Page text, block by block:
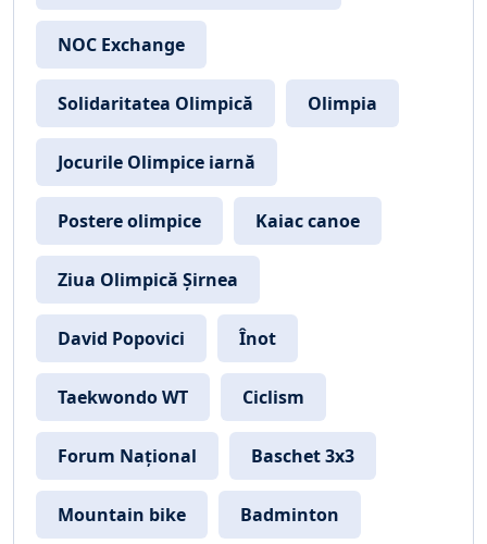
NOC Exchange
Solidaritatea Olimpică Olimpia
Jocurile Olimpice iarnă
Postere olimpice Kaiac canoe
Ziua Olimpică Șirnea
David Popovici Înot
Taekwondo WT Ciclism
Forum Național Baschet 3x3
Mountain bike Badminton